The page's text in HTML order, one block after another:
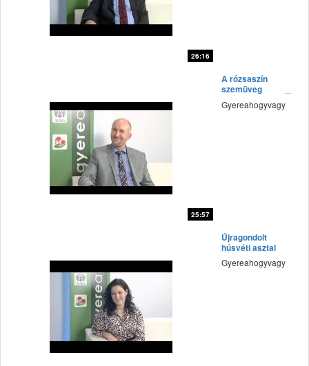
26:16
25:57
A rózsaszín
szemüveg
bűvöletében
Gyereahogyvagy
Újragondolt
húsvéti asztal
Gyereahogyvagy